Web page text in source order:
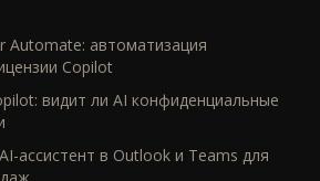
Automate: автоматизация
Copilot
видит ли AI конфиденциальные
ассистент в Outlook и Teams для